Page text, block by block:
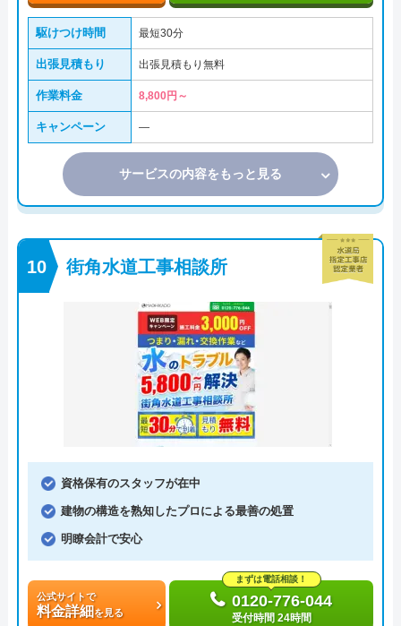
駆けつけ時間 最短30分
出張見積もり 出張見積もり無料
作業料金 8,800円～
キャンペーン ―
サービスの内容をもっと見る
街角水道工事相談所
資格保有のスタッフが在中
建物の構造を熟知したプロによる最善の処置
明瞭会計で安心
公式サイトで
料金詳細を見る
まずは電話相談！
0120-776-044
受付時間 24時間